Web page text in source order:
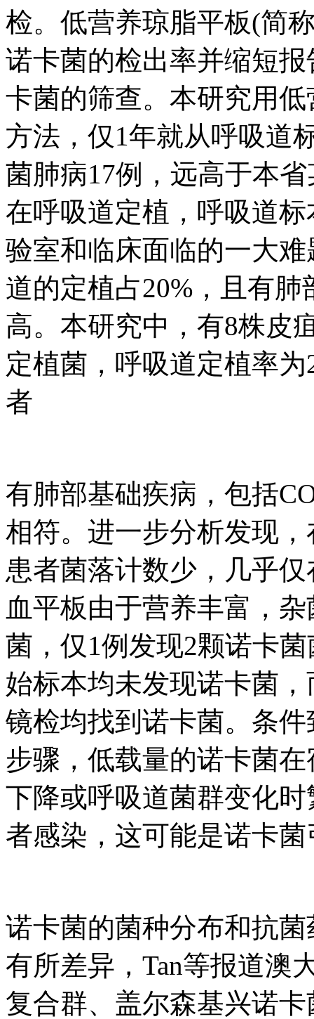
检。低营养琼脂平板(简
诺卡菌的检出率并缩短
卡菌的筛查。本研究用
方法，仅1年就从呼吸道
菌肺病17例，远高于本
在呼吸道定植，呼吸道
验室和临床面临的一大
道的定植占20%，且有
高。本研究中，有8株皮
定植菌，呼吸道定植率
者
有肺部基础疾病，包括
相符。进一步分析发现
患者菌落计数少，几乎
血平板由于营养丰富，
菌，仅1例发现2颗诺卡
始标本均未发现诺卡菌
镜检均找到诺卡菌。条
步骤，低载量的诺卡菌
下降或呼吸道菌群变化
者感染，这可能是诺卡
诺卡菌的菌种分布和抗
有所差异，Tan等报道澳
复合群、盖尔森基兴诺